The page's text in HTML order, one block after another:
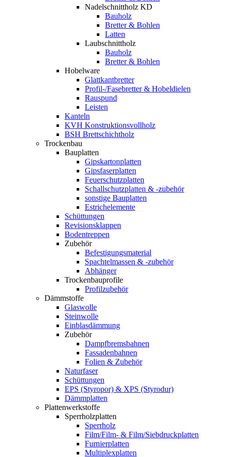
Nadelschnittholz KD
Bauholz
Bretter & Bohlen
Latten
Laubschnittholz
Bauholz
Bretter & Bohlen
Hobelware
Glattkantbretter
Profil-/Fasebretter & Hobeldielen
Rauspund
Leisten
Kanteln
KVH Konstruktionsvollholz
BSH Brettschichtholz
Trockenbau
Bauplatten
Gipskartonplatten
Gipsfaserplatten
Feuerschutzplatten
Schallschutzplatten & -zubehör
sonstige Bauplatten
Estrichelemente
Schüttungen
Revisionsklappen
Bodentreppen
Zubehör
Befestigungsmaterial
Spachtelmassen & -zubehör
Abhänger
Trockenbauprofile
Profilzubehör
Dämmstoffe
Glaswolle
Steinwolle
Einblasdämmung
Zubehör
Dampfbremsbahnen
Fassadenbahnen
Folien & Zubehör
Naturfaser
Schüttungen
EPS (Styropor) & XPS (Styrodur)
Dämmplatten
Plattenwerkstoffe
Sperrholzplatten
Sperrholz
Film/Film- & Film/Siebdruckplatten
Furnierplatten
Multiplexplatten